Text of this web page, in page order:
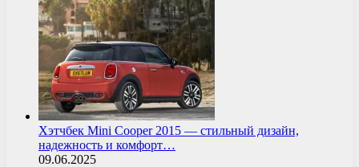
Хэтчбек Mini Cooper 2015 — стильный дизайн,
надежность и комфорт…
09.06.2025